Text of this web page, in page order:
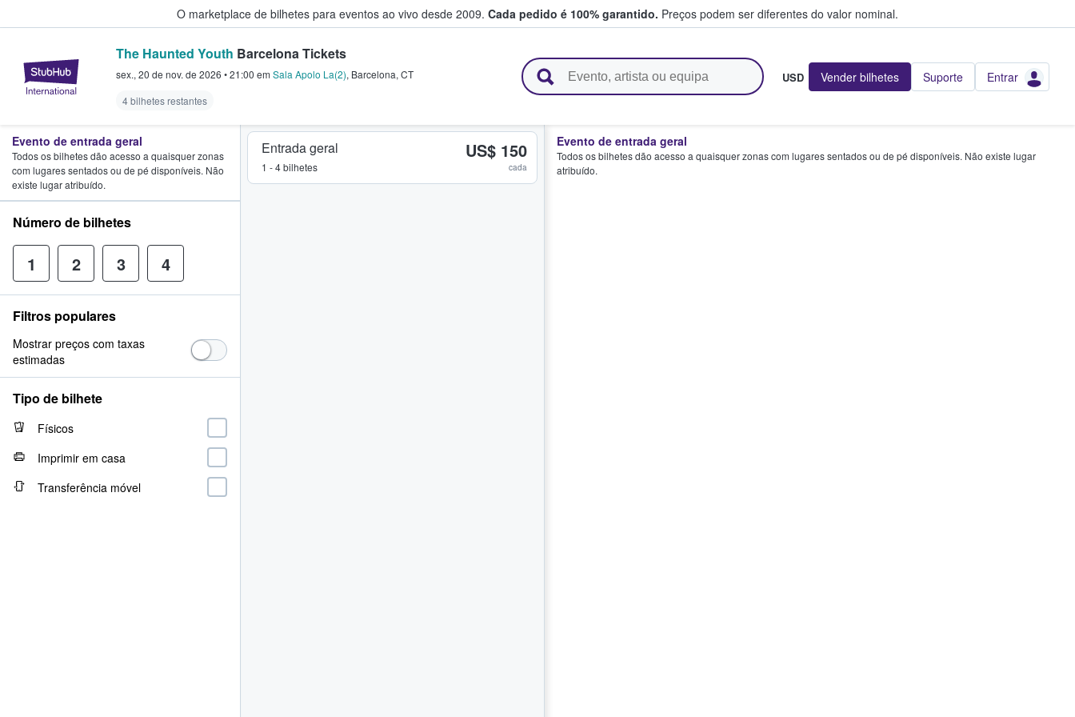
O marketplace de bilhetes para eventos ao vivo desde 2009. Cada pedido é 100% garantido. Preços podem ser diferentes do valor nominal.
StubHub – onde os fãs compram e vendem bilhetes
The Haunted Youth Barcelona Tickets
sex., 20 de nov. de 2026 •21:00 em Sala Apolo La(2), Barcelona, CT
4 bilhetes restantes
USD Vender bilhetes Suporte Entrar
Entrada geral
1 - 4 bilhetes
US$ 150
cada
Evento de entrada geral
Todos os bilhetes dão acesso a quaisquer zonas com lugares sentados ou de pé disponíveis. Não existe lugar
atribuído.
Evento de entrada geral
Todos os bilhetes dão acesso a quaisquer zonas
com lugares sentados ou de pé disponíveis. Não
existe lugar atribuído.
Número de bilhetes
1 2 3 4
Filtros populares
Mostrar preços com taxas
estimadas
Tipo de bilhete
Físicos
Imprimir em casa
Transferência móvel